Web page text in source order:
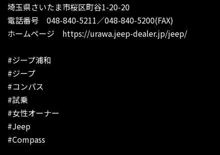
埼玉県さいたま市桜区町谷1-20-20
電話番号 048-840-5211／048-840-5200(FAX)
ホームページ https://urawa.jeep-dealer.jp/jeep/
#ジープ浦和
#ジープ
#コンパス
#試乗
#女性オーナー
#Jeep
#Compass